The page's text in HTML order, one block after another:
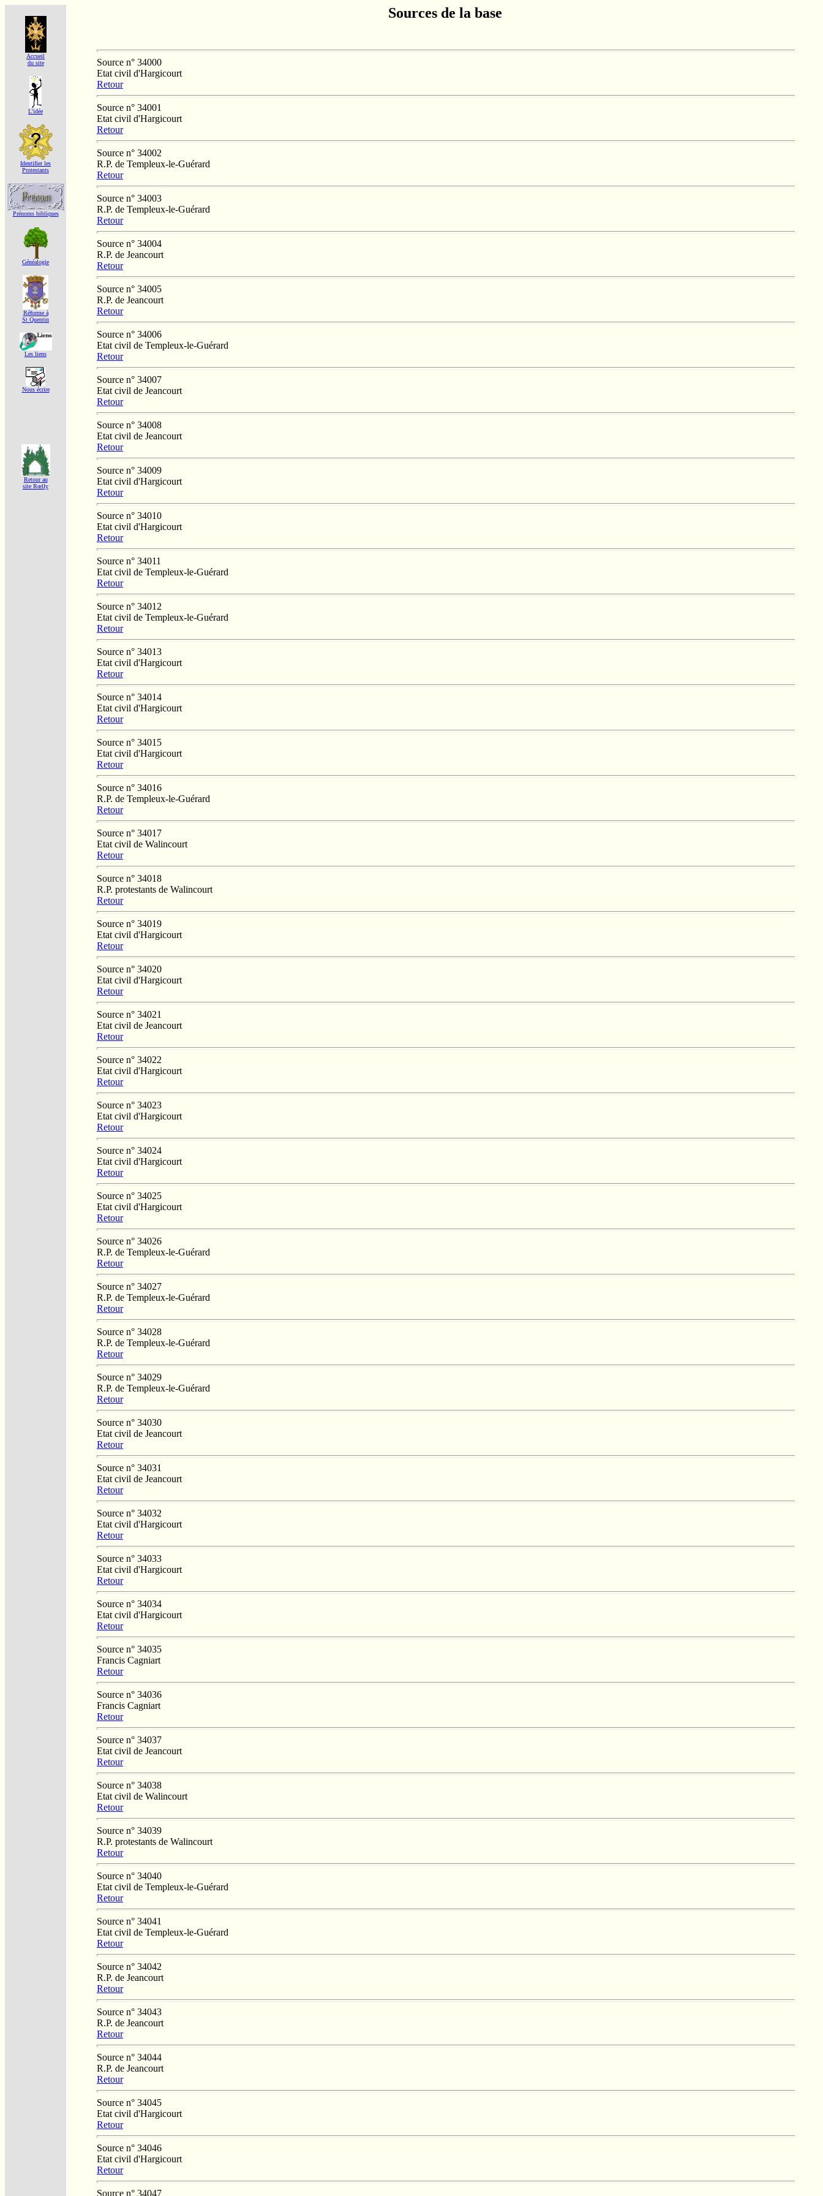
Accueil
du site
L'idée
Identifier les
Protestants
Prénoms bibliques
Généalogie
Réforme á
St Quentin
Les liens
Nous écrire
Retour au
site Rœlly
Sources de la base
Source n° 34000
Etat civil d'Hargicourt
Retour
Source n° 34001
Etat civil d'Hargicourt
Retour
Source n° 34002
R.P. de Templeux-le-Guérard
Retour
Source n° 34003
R.P. de Templeux-le-Guérard
Retour
Source n° 34004
R.P. de Jeancourt
Retour
Source n° 34005
R.P. de Jeancourt
Retour
Source n° 34006
Etat civil de Templeux-le-Guérard
Retour
Source n° 34007
Etat civil de Jeancourt
Retour
Source n° 34008
Etat civil de Jeancourt
Retour
Source n° 34009
Etat civil d'Hargicourt
Retour
Source n° 34010
Etat civil d'Hargicourt
Retour
Source n° 34011
Etat civil de Templeux-le-Guérard
Retour
Source n° 34012
Etat civil de Templeux-le-Guérard
Retour
Source n° 34013
Etat civil d'Hargicourt
Retour
Source n° 34014
Etat civil d'Hargicourt
Retour
Source n° 34015
Etat civil d'Hargicourt
Retour
Source n° 34016
R.P. de Templeux-le-Guérard
Retour
Source n° 34017
Etat civil de Walincourt
Retour
Source n° 34018
R.P. protestants de Walincourt
Retour
Source n° 34019
Etat civil d'Hargicourt
Retour
Source n° 34020
Etat civil d'Hargicourt
Retour
Source n° 34021
Etat civil de Jeancourt
Retour
Source n° 34022
Etat civil d'Hargicourt
Retour
Source n° 34023
Etat civil d'Hargicourt
Retour
Source n° 34024
Etat civil d'Hargicourt
Retour
Source n° 34025
Etat civil d'Hargicourt
Retour
Source n° 34026
R.P. de Templeux-le-Guérard
Retour
Source n° 34027
R.P. de Templeux-le-Guérard
Retour
Source n° 34028
R.P. de Templeux-le-Guérard
Retour
Source n° 34029
R.P. de Templeux-le-Guérard
Retour
Source n° 34030
Etat civil de Jeancourt
Retour
Source n° 34031
Etat civil de Jeancourt
Retour
Source n° 34032
Etat civil d'Hargicourt
Retour
Source n° 34033
Etat civil d'Hargicourt
Retour
Source n° 34034
Etat civil d'Hargicourt
Retour
Source n° 34035
Francis Cagniart
Retour
Source n° 34036
Francis Cagniart
Retour
Source n° 34037
Etat civil de Jeancourt
Retour
Source n° 34038
Etat civil de Walincourt
Retour
Source n° 34039
R.P. protestants de Walincourt
Retour
Source n° 34040
Etat civil de Templeux-le-Guérard
Retour
Source n° 34041
Etat civil de Templeux-le-Guérard
Retour
Source n° 34042
R.P. de Jeancourt
Retour
Source n° 34043
R.P. de Jeancourt
Retour
Source n° 34044
R.P. de Jeancourt
Retour
Source n° 34045
Etat civil d'Hargicourt
Retour
Source n° 34046
Etat civil d'Hargicourt
Retour
Source n° 34047